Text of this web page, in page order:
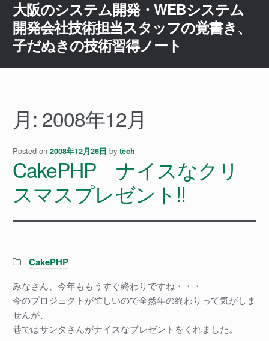
ナ
ビ
ゲ
ー
ス
ッ
プ
コ
ン
テ
ン
ッ
大阪のシステム開発・WEBシステム
開発会社技術担当スタッフの覚書き、
子だぬきの技術習得ノート
月: 2008年12月
Posted on 2008年12月26日 by tech
CakePHP ナイスなクリ
スマスプレゼント!!
Categories:
CakePHP
みなさん、今年ももうすぐ終わりですね・・・
今のプロジェクトが忙しいので全然年の終わりって気がしま
せんが、
巷ではサンタさんがナイスなプレゼントをくれました。